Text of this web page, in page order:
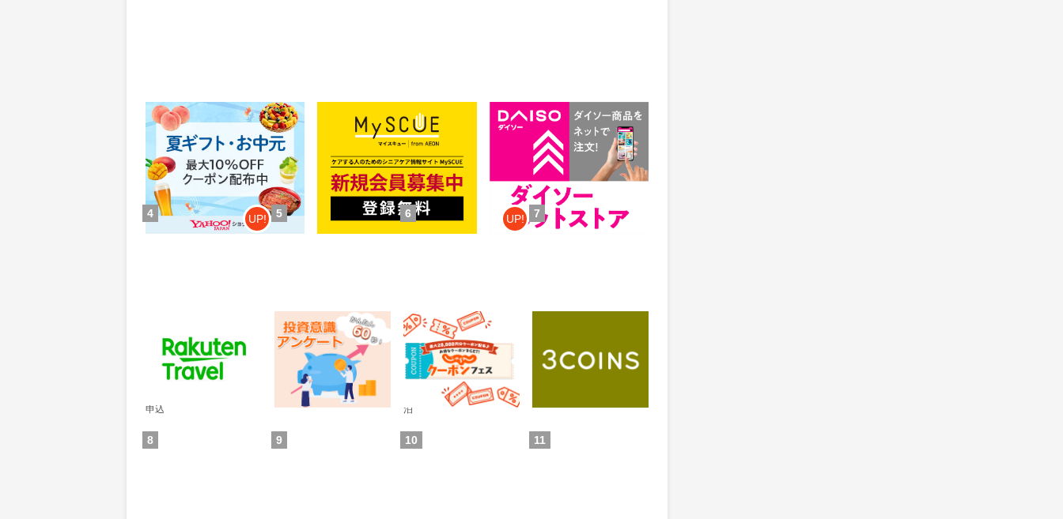
Yahoo!ショッピング(ヤフー シ
ョッピング)
0.46% 還元
獲得条件：お買い物
MySCUE（マイスキュー）
獲得条件：無料会員登録
公式通販【ダイソーネットスト
ア】
還元
獲得条件：お買い物
4 UP!
ポイント
通常：50ポイント
申込
レオンワークス 投資ア
ンケート
5
ポイント
獲得条件：その他(ため方)
じゃらんnet
6 UP!
0.6%
還元
通常：0.5%還元
獲得条件：ホテル・旅館宿
泊
ONLINE STORE（パル
クローゼットオンライ
7
1%還元
8 9 10 11